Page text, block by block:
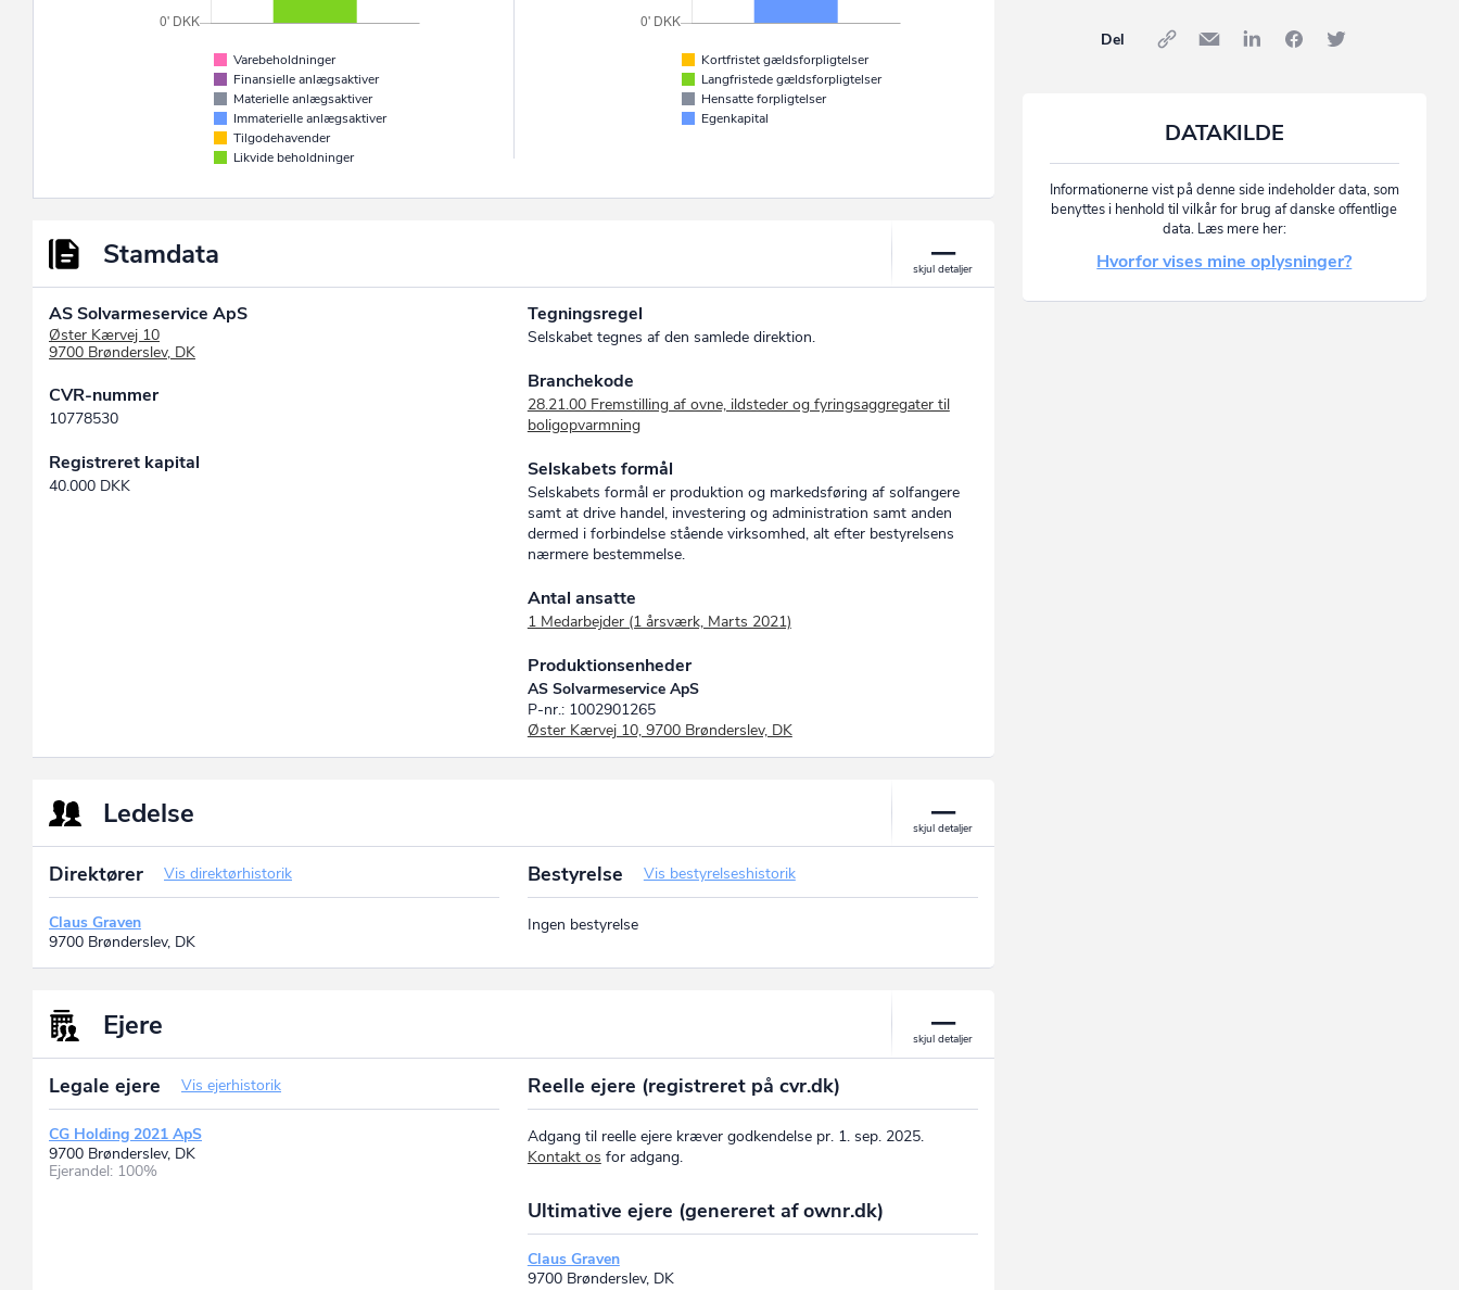
Varebeholdninger
Finansielle anlægsaktiver
Materielle anlægsaktiver
Immaterielle anlægsaktiver
Tilgodehavender
Likvide beholdninger
Kortfristet gældsforpligtelser
Langfristede gældsforpligtelser
Hensatte forpligtelser
Egenkapital
Stamdata
AS Solvarmeservice ApS
Øster Kærvej 10
9700 Brønderslev, DK
CVR-nummer
10778530
Registreret kapital
40.000 DKK
Tegningsregel
Selskabet tegnes af den samlede direktion.
Branchekode
28.21.00 Fremstilling af ovne, ildsteder og fyringsaggregater til
boligopvarmning
Selskabets formål
Selskabets formål er produktion og markedsføring af solfangere
samt at drive handel, investering og administration samt anden
dermed i forbindelse stående virksomhed, alt efter bestyrelsens
nærmere bestemmelse.
Antal ansatte
1 Medarbejder (1 årsværk, Marts 2021)
Produktionsenheder
AS Solvarmeservice ApS
P-nr.: 1002901265
Øster Kærvej 10, 9700 Brønderslev, DK
Ledelse
Direktører Vis direktørhistorik
Claus Graven
9700 Brønderslev, DK
Bestyrelse Vis bestyrelseshistorik
Ingen bestyrelse
Ejere
Legale ejere Vis ejerhistorik
CG Holding 2021 ApS
9700 Brønderslev, DK
Ejerandel: 100%
Reelle ejere (registreret på cvr.dk)
Adgang til reelle ejere kræver godkendelse pr. 1. sep. 2025.
Kontakt os for adgang.
Ultimative ejere (genereret af ownr.dk)
Claus Graven
9700 Brønderslev, DK
Del
DATAKILDE
Informationerne vist på denne side indeholder data, som
benyttes i henhold til vilkår for brug af danske offentlige
data. Læs mere her:
Hvorfor vises mine oplysninger?